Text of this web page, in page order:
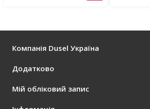
Компанія Dusel Україна
Додатково
Мій обліковий запис